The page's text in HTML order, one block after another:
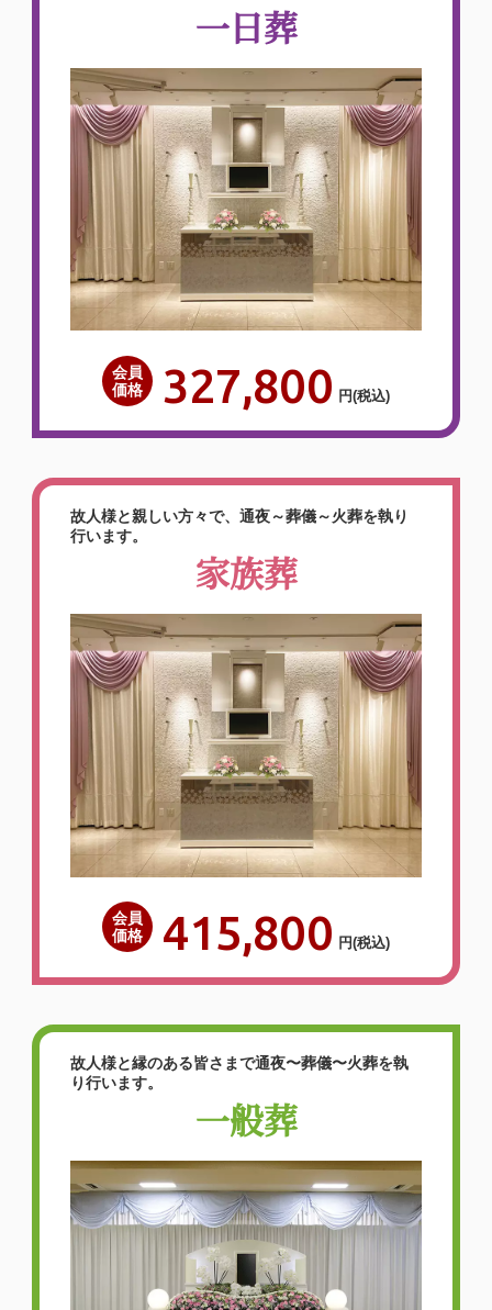
泉屋 東大阪瓢箪山メモリア
（〒579-8047 大阪府 東大阪市
【お客様のご意見】以前利用したことがあ
るので今回もお願いしました。見積も丁寧
な説明でした。分かりやすかったです。お
花の飾りつけもすごくきれいでしたしお料
理もおいしかったです。返礼品の数も足り
なかった時もすぐに機転を利かして対応し
てもらって助かりました。10点満点で
詳しく見る
泉屋さんが一番安心できる電話
対応だったので、依頼しまし
2026年05月
泉屋 奈良大宮メモリアルホ
ール
（〒630-8115 奈良県奈良市大宮町
６丁目２−９）
【お客様のご意見】何件か葬儀社を探して
いる中で、泉屋さんが一番安心できる電話
対応だったので、依頼しました。お花もと
ても豪華で食事も美味しく頂きました。ス
タッフの皆様もとても親切で丁寧なご対応
す。ただ気になったのが、最初にホールに
故人と一緒にお…
家族葬でここまでたくさんのお
花にしてもらえて、親族が喜んで
いた。
家族葬
泉屋 東大阪瓢箪山
家族葬一日葬専用ホール ANNEX
579-8048 大阪府 東大阪市 旭町14-9）
一日葬
会員
価格
327,800 円(税込)
故人様と親しい方々で、通夜～葬儀～火葬を執り
行います。
家族葬
会員
価格
415,800 円(税込)
故人様と縁のある皆さまで通夜〜葬儀〜火葬を執
り行います。
一般葬